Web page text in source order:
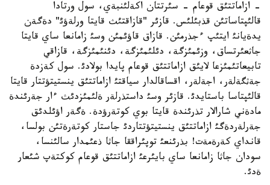
- ازاماتتئق قوعام - سئرتتان اكةلئنبةي، سول ورتادا
قالئپتاساتئن قذبئلئس. قازئر "قازاقتئث قايتا ورلةؤئ" دةگةن
يدةيانئ ايتئپ ءجذرمئن. قازاق قاؤئمئن وسئ زامانعا ساي قايتا
جاثعئرتساق، وزئمئزگة، دئلئمئزگة، دئنئمئزگة، قازاقي
تابيعاتئمئزعا لايئق ازاماتتئق قوعام پايدا بولادئ. سول كةزدة
جةثگةلةر، اجةلةر، اقساقالدار سياقتئ ازاماتتئق ينستيتؤتتار قايتا
قالئپتاسا باستايدئ. قازئر وسئ داستذرلةر ةلئمئزدئث ءار جةرئندة
مادةني شارالار تذرئندة قايتا بوي كوتةرؤدة. ةگةر اؤئلدئق
جةرلةردةگئ ازاماتتئق ينستيتؤتتاردئ جاستار كوتةرةتئن بولسا،
قانداي كةرةمةت! بذرئنعئ توپئراققا جاثا ذعئمدار سالئنسا،
سودان جاثا زامانعا ساي بايئرعئ ازاماتتئق قوعام كوكتةپ شئعار
ةدئ.